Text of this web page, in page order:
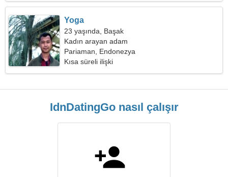
Yoga
23 yaşında, Başak
Kadın arayan adam
Pariaman, Endonezya
Kısa süreli ilişki
IdnDatingGo nasıl çalışır